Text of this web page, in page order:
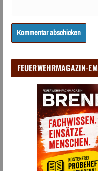
FEUERWEHRMAGAZIN-